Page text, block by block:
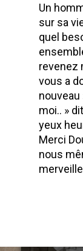
Un
sur sa
quel
revenez
vous a
moi.. »
yeux
Merci
nous